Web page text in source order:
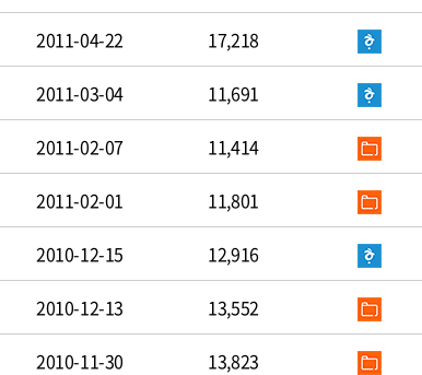
2011-04-22 17,218
2011-03-04 11,691
2011-02-07 11,414
2011-02-01 11,801
2010-12-15 12,916
2010-12-13 13,552
2010-11-30 13,823